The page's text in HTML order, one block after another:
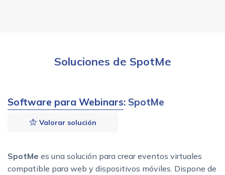
Soluciones de SpotMe
Software para Webinars: SpotMe
Valorar solución
SpotMe es una solución para crear eventos virtuales
compatible para web y dispositivos móviles. Dispone de